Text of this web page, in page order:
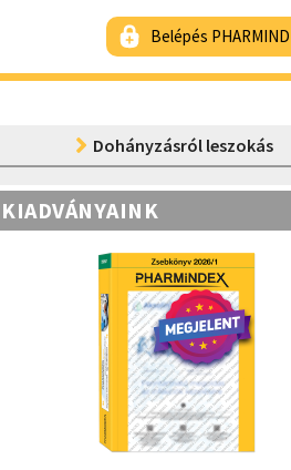
Belépés
Dohányzásról leszokás
KIADVÁNYAINK